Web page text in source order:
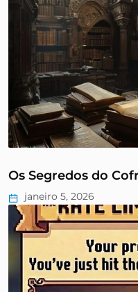
Os Segredos do
janeiro 5, 2026